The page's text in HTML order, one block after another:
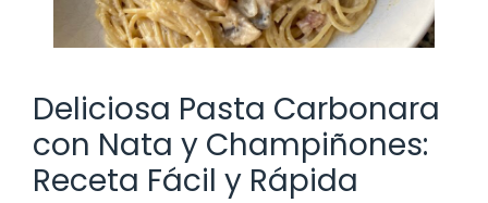
Deliciosa Pasta Carbonara
con Nata y Champiñones:
Receta Fácil y Rápida